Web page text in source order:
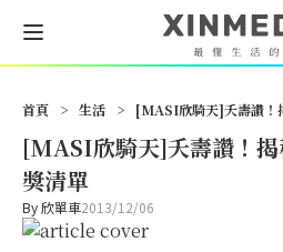
首頁 > 生活 > [MASI欣騎天]夭壽讚！
[MASI欣騎天]夭壽讚！
獎清單
By欣單車2013/12/06